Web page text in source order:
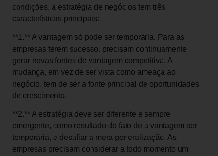
condições, a estratégia de negócios tem três
características principais:
**1.** A vantagem só pode ser temporária. Para as
empresas terem sucesso, precisam continuamente
gerar novas fontes de vantagem competitiva. A
mudança, em vez de ser vista como ameaça ao
negócio, tem de ser a fonte principal de oportunidades
de crescimento.
**2.** A estratégia deve ser diferente e sempre
emergente, como resultado do fato de a vantagem ser
temporária, e desafiar a mera generalização. As
empresas precisam considerar a todo momento um